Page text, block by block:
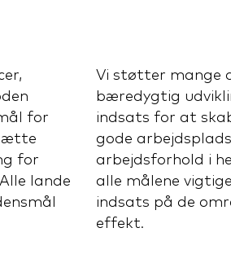
for
for
lande
Vi støtter mange
bæredygtig
indsats for at
gode
arbejdsforhold i
alle målene
indsats på de
effekt.